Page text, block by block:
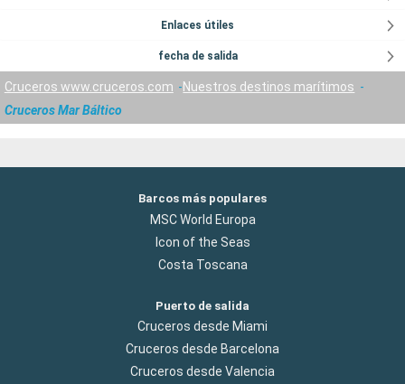
Enlaces útiles
fecha de salida
Cruceros www.cruceros.com
Nuestros destinos marítimos
Cruceros Mar Báltico
Barcos más populares
MSC World Europa
Icon of the Seas
Costa Toscana
Puerto de salida
Cruceros desde Miami
Cruceros desde Barcelona
Cruceros desde Valencia